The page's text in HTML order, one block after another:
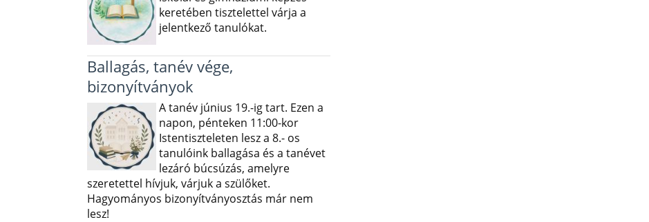
keretében tisztelettel várja a
jelentkező tanulókat.
Ballagás, tanév vége,
bizonyítványok
A tanév június 19.-ig tart. Ezen a
napon, pénteken 11:00-kor
Istentiszteleten lesz a 8.- os
tanulóink ballagása és a tanévet
lezáró búcsúzás, amelyre
szeretettel hívjuk, várjuk a szülőket.
Hagyományos bizonyítványosztás már nem
lesz!